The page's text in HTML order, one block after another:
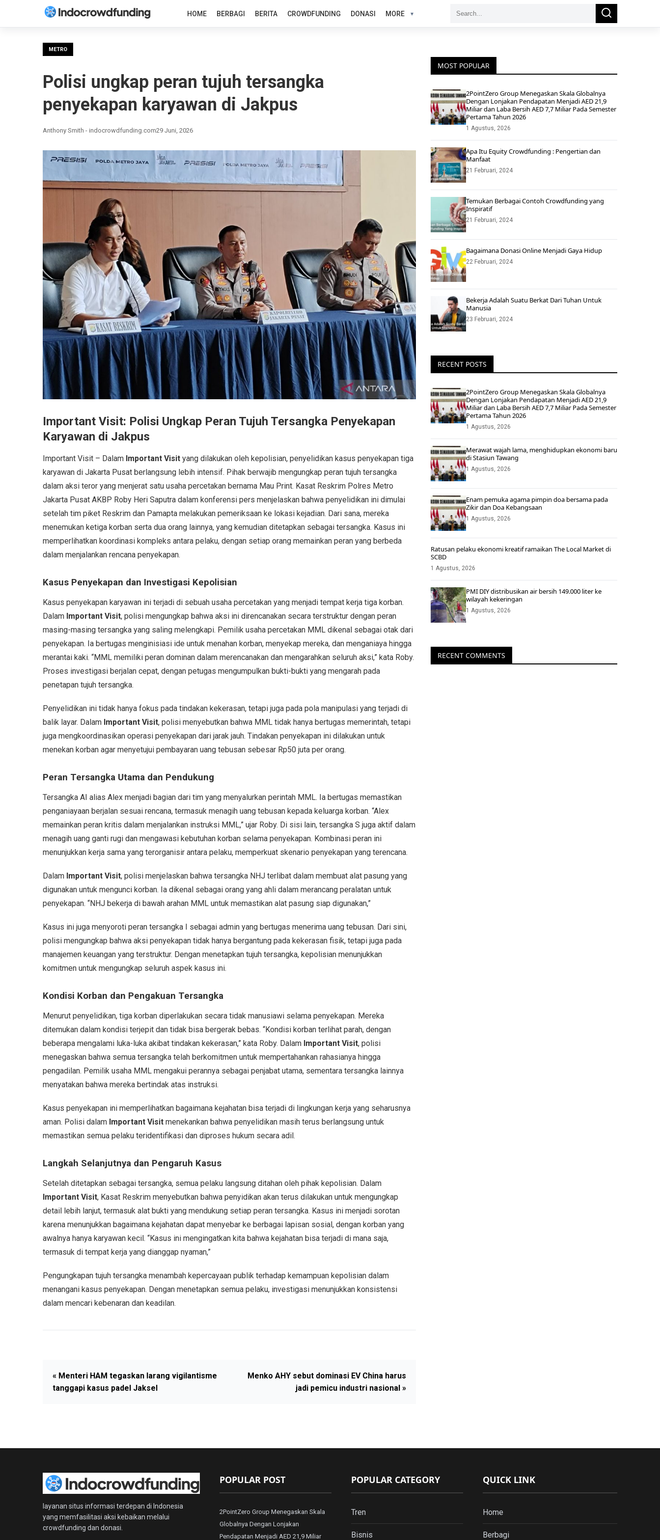
HOME BERBAGI BERITA CROWDFUNDING DONASI MORE
Search
Search
METRO
​Polisi ungkap peran tujuh tersangka
penyekapan karyawan di Jakpus
Anthony Smith - indocrowdfunding.com29 Juni, 2026
Important Visit: Polisi Ungkap Peran Tujuh Tersangka Penyekapan
Karyawan di Jakpus
Important Visit – Dalam Important Visit yang dilakukan oleh kepolisian, penyelidikan kasus penyekapan tiga
karyawan di Jakarta Pusat berlangsung lebih intensif. Pihak berwajib mengungkap peran tujuh tersangka
dalam aksi teror yang menjerat satu usaha percetakan bernama Mau Print. Kasat Reskrim Polres Metro
Jakarta Pusat AKBP Roby Heri Saputra dalam konferensi pers menjelaskan bahwa penyelidikan ini dimulai
setelah tim piket Reskrim dan Pamapta melakukan pemeriksaan ke lokasi kejadian. Dari sana, mereka
menemukan ketiga korban serta dua orang lainnya, yang kemudian ditetapkan sebagai tersangka. Kasus ini
memperlihatkan koordinasi kompleks antara pelaku, dengan setiap orang memainkan peran yang berbeda
dalam menjalankan rencana penyekapan.
Kasus Penyekapan dan Investigasi Kepolisian
Kasus penyekapan karyawan ini terjadi di sebuah usaha percetakan yang menjadi tempat kerja tiga korban.
Dalam Important Visit, polisi mengungkap bahwa aksi ini direncanakan secara terstruktur dengan peran
masing-masing tersangka yang saling melengkapi. Pemilik usaha percetakan MML dikenal sebagai otak dari
penyekapan. Ia bertugas menginisiasi ide untuk menahan korban, menyekap mereka, dan menganiaya hingga
merantai kaki. “MML memiliki peran dominan dalam merencanakan dan mengarahkan seluruh aksi,” kata Roby.
Proses investigasi berjalan cepat, dengan petugas mengumpulkan bukti-bukti yang mengarah pada
penetapan tujuh tersangka.
Penyelidikan ini tidak hanya fokus pada tindakan kekerasan, tetapi juga pada pola manipulasi yang terjadi di
balik layar. Dalam Important Visit, polisi menyebutkan bahwa MML tidak hanya bertugas memerintah, tetapi
juga mengkoordinasikan operasi penyekapan dari jarak jauh. Tindakan penyekapan ini dilakukan untuk
menekan korban agar menyetujui pembayaran uang tebusan sebesar Rp50 juta per orang.
Peran Tersangka Utama dan Pendukung
Tersangka AI alias Alex menjadi bagian dari tim yang menyalurkan perintah MML. Ia bertugas memastikan
penganiayaan berjalan sesuai rencana, termasuk menagih uang tebusan kepada keluarga korban. “Alex
memainkan peran kritis dalam menjalankan instruksi MML,” ujar Roby. Di sisi lain, tersangka S juga aktif dalam
menagih uang ganti rugi dan mengawasi kebutuhan korban selama penyekapan. Kombinasi peran ini
menunjukkan kerja sama yang terorganisir antara pelaku, memperkuat skenario penyekapan yang terencana.
Dalam Important Visit, polisi menjelaskan bahwa tersangka NHJ terlibat dalam membuat alat pasung yang
digunakan untuk mengunci korban. Ia dikenal sebagai orang yang ahli dalam merancang peralatan untuk
penyekapan. “NHJ bekerja di bawah arahan MML untuk memastikan alat pasung siap digunakan,”
Kasus ini juga menyoroti peran tersangka I sebagai admin yang bertugas menerima uang tebusan. Dari sini,
polisi mengungkap bahwa aksi penyekapan tidak hanya bergantung pada kekerasan fisik, tetapi juga pada
manajemen keuangan yang terstruktur. Dengan menetapkan tujuh tersangka, kepolisian menunjukkan
komitmen untuk mengungkap seluruh aspek kasus ini.
Kondisi Korban dan Pengakuan Tersangka
Menurut penyelidikan, tiga korban diperlakukan secara tidak manusiawi selama penyekapan. Mereka
ditemukan dalam kondisi terjepit dan tidak bisa bergerak bebas. “Kondisi korban terlihat parah, dengan
beberapa mengalami luka-luka akibat tindakan kekerasan,” kata Roby. Dalam Important Visit, polisi
menegaskan bahwa semua tersangka telah berkomitmen untuk mempertahankan rahasianya hingga
pengadilan. Pemilik usaha MML mengakui perannya sebagai penjabat utama, sementara tersangka lainnya
menyatakan bahwa mereka bertindak atas instruksi.
Kasus penyekapan ini memperlihatkan bagaimana kejahatan bisa terjadi di lingkungan kerja yang seharusnya
aman. Polisi dalam Important Visit menekankan bahwa penyelidikan masih terus berlangsung untuk
memastikan semua pelaku teridentifikasi dan diproses hukum secara adil.
Langkah Selanjutnya dan Pengaruh Kasus
Setelah ditetapkan sebagai tersangka, semua pelaku langsung ditahan oleh pihak kepolisian. Dalam
Important Visit, Kasat Reskrim menyebutkan bahwa penyidikan akan terus dilakukan untuk mengungkap
detail lebih lanjut, termasuk alat bukti yang mendukung setiap peran tersangka. Kasus ini menjadi sorotan
karena menunjukkan bagaimana kejahatan dapat menyebar ke berbagai lapisan sosial, dengan korban yang
awalnya hanya karyawan kecil. “Kasus ini mengingatkan kita bahwa kejahatan bisa terjadi di mana saja,
termasuk di tempat kerja yang dianggap nyaman,”
Pengungkapan tujuh tersangka menambah kepercayaan publik terhadap kemampuan kepolisian dalam
menangani kasus penyekapan. Dengan menetapkan semua pelaku, investigasi menunjukkan konsistensi
dalam mencari kebenaran dan keadilan.
« Menteri HAM tegaskan larang vigilantisme
tanggapi kasus padel Jaksel
Menko AHY sebut dominasi EV China harus
jadi pemicu industri nasional »
MOST POPULAR
2PointZero Group Menegaskan Skala Globalnya
Dengan Lonjakan Pendapatan Menjadi AED 21,9
Miliar dan Laba Bersih AED 7,7 Miliar Pada Semester
Pertama Tahun 2026
1 Agustus, 2026
Apa Itu Equity Crowdfunding : Pengertian dan
Manfaat
21 Februari, 2024
Temukan Berbagai Contoh Crowdfunding yang
Inspiratif
21 Februari, 2024
Bagaimana Donasi Online Menjadi Gaya Hidup
22 Februari, 2024
Bekerja Adalah Suatu Berkat Dari Tuhan Untuk
Manusia
23 Februari, 2024
RECENT POSTS
2PointZero Group Menegaskan Skala Globalnya
Dengan Lonjakan Pendapatan Menjadi AED 21,9
Miliar dan Laba Bersih AED 7,7 Miliar Pada Semester
Pertama Tahun 2026
1 Agustus, 2026
Merawat wajah lama, menghidupkan ekonomi baru
di Stasiun Tawang
1 Agustus, 2026
Enam pemuka agama pimpin doa bersama pada
Zikir dan Doa Kebangsaan
1 Agustus, 2026
Ratusan pelaku ekonomi kreatif ramaikan The Local Market di
SCBD
1 Agustus, 2026
PMI DIY distribusikan air bersih 149.000 liter ke
wilayah kekeringan
1 Agustus, 2026
RECENT COMMENTS
layanan situs informasi terdepan di Indonesia
yang memfasilitasi aksi kebaikan melalui
crowdfunding dan donasi.
POPULAR POST
2PointZero Group Menegaskan Skala
Globalnya Dengan Lonjakan
Pendapatan Menjadi AED 21,9 Miliar
POPULAR CATEGORY
Tren
Bisnis
QUICK LINK
Home
Berbagi